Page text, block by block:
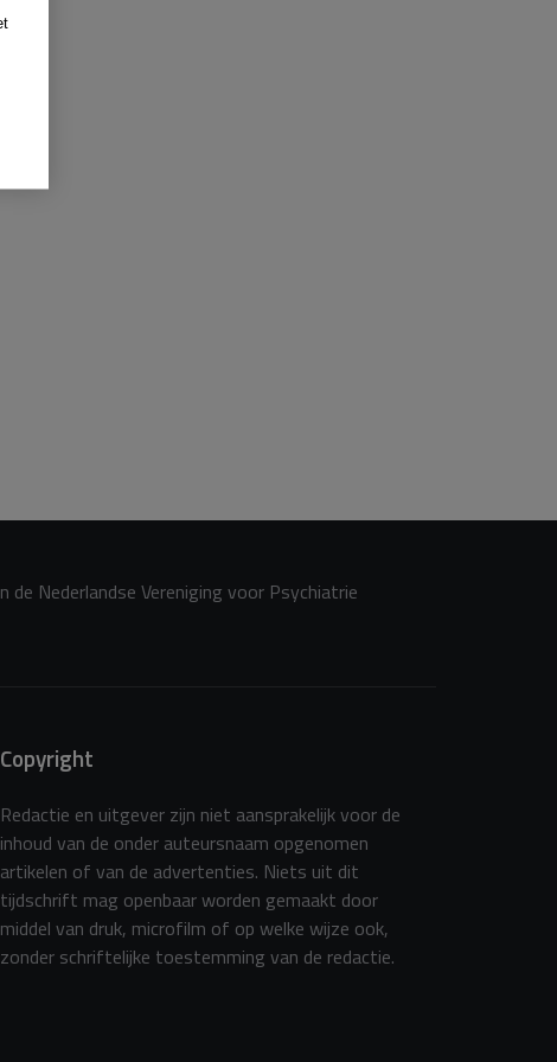
Nederlandse Vereniging voor Psychiatrie
Copyright
Redactie en uitgever zijn niet aansprakelijk voor de
inhoud van de onder auteursnaam opgenomen
artikelen of van de advertenties. Niets uit dit
tijdschrift mag openbaar worden gemaakt door
middel van druk, microfilm of op welke wijze ook,
zonder schriftelijke toestemming van de redactie.